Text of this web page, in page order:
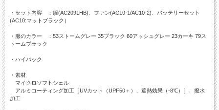
・セット内容 ：服(AC2091HB)、ファン(AC10-1/AC10-2)、バッテリーセット
(AC10:マットブラック）
・服のカラー ：53ストームグレー 35ブラック 60アッシュグレー 23カーキ 79ス
トームブラック
・ハイバック
・素材
マイクロソフトシェル
アルミコーティング加工［UVカット（UPF50＋）、遮熱効果（-8℃）］、撥水
加工